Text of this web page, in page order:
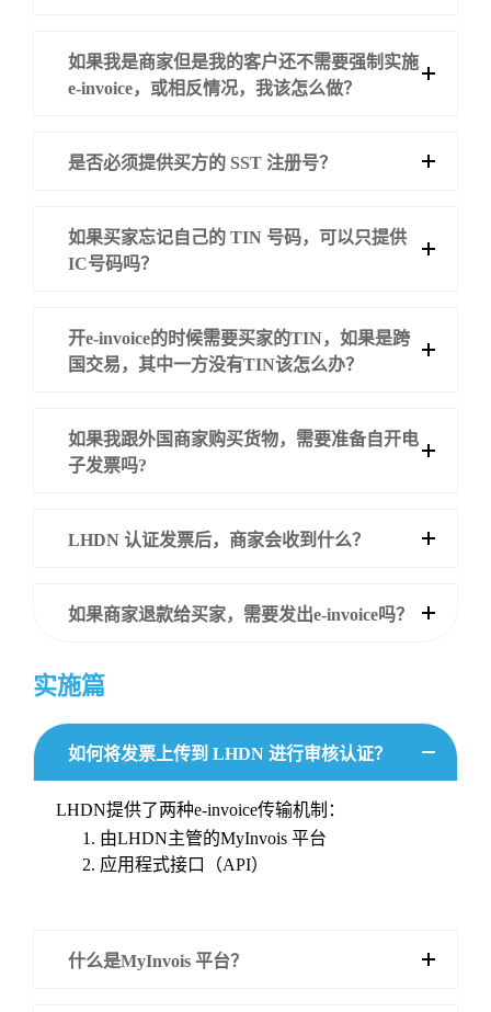
如果我是商家但是我的客户还不需要强制实施
e-invoice，或相反情况，我该怎么做？
是否必须提供买方的 SST 注册号？
如果买家忘记自己的 TIN 号码，可以只提供
IC号码吗？
开e-invoice的时候需要买家的TIN，如果是跨
国交易，其中一方没有TIN该怎么办？
如果我跟外国商家购买货物，需要准备自开电
子发票吗?
LHDN 认证发票后，商家会收到什么？
如果商家退款给买家，需要发出e-invoice吗？
实施篇
如何将发票上传到 LHDN 进行审核认证？
LHDN提供了两种e-invoice传输机制：
由LHDN主管的MyInvois 平台
应用程式接口（API）
什么是MyInvois 平台？